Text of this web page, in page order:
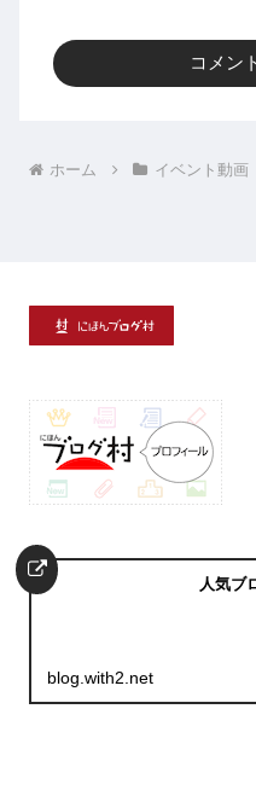
コメン
ホーム イベント動画
人気ブ
blog.with2.net